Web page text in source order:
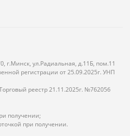
г.Минск, ул.Радиальная, д.11Б, пом.11
регистрации от 25.09.2025г. УНП
реестр 21.11.2025г. №762056
получении;
при получении.